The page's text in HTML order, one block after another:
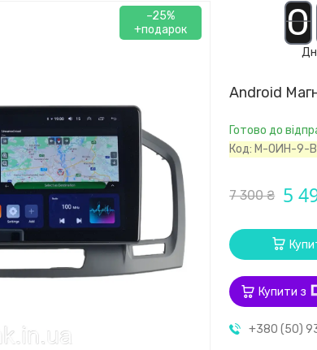
–25% 0
Android
Готово до
Код: М-ОИН-9-
7 300 ₴ 5
Купити з
+380 (50)